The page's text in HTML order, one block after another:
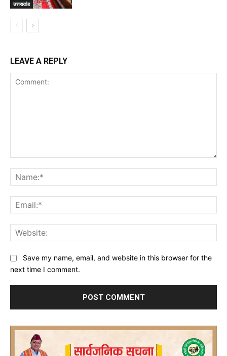
उत्तराखंड
LEAVE A REPLY
Save my name, email, and website in this browser for the
next time I comment.